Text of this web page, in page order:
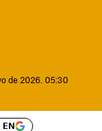
de 2026. 05:30
EN